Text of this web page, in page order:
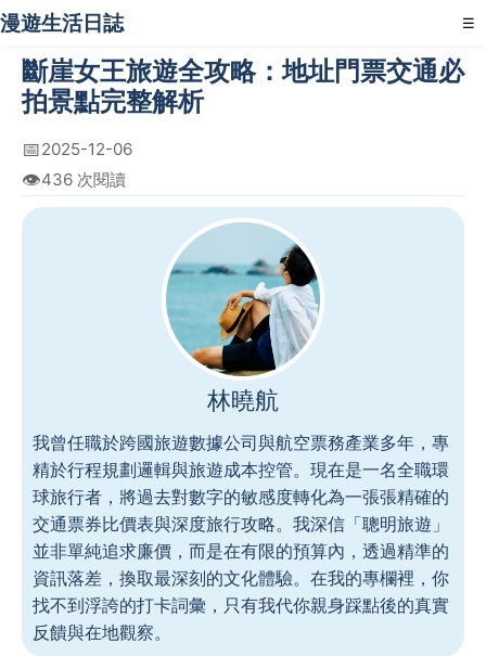
漫遊生活日誌 ☰
斷崖女王旅遊全攻略：地址門票交通必
拍景點完整解析
📅2025-12-06
👁️436 次閱讀
林曉航
我曾任職於跨國旅遊數據公司與航空票務產業多年，專
精於行程規劃邏輯與旅遊成本控管。現在是一名全職環
球旅行者，將過去對數字的敏感度轉化為一張張精確的
交通票券比價表與深度旅行攻略。我深信「聰明旅遊」
並非單純追求廉價，而是在有限的預算內，透過精準的
資訊落差，換取最深刻的文化體驗。在我的專欄裡，你
找不到浮誇的打卡詞彙，只有我代你親身踩點後的真實
反饋與在地觀察。